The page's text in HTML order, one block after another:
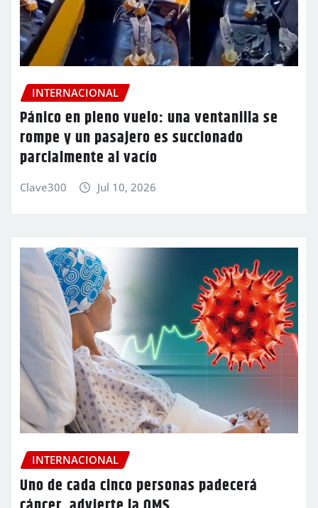
INTERNACIONAL
Pánico en pleno vuelo: una ventanilla se
rompe y un pasajero es succionado
parcialmente al vacío
Clave300 Jul 10, 2026
INTERNACIONAL
Uno de cada cinco personas padecerá